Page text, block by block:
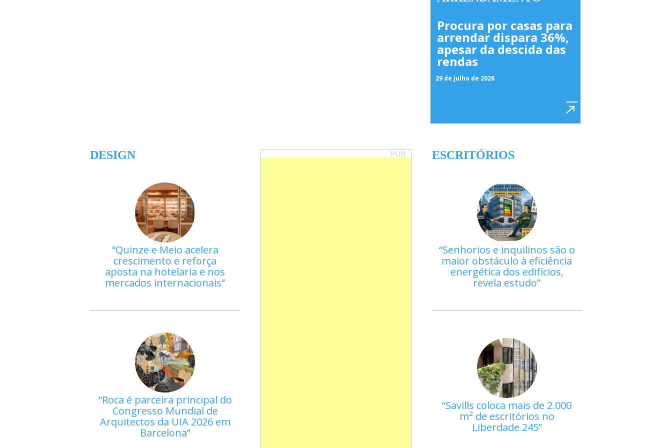
Procura por casas para
arrendar dispara 36%,
apesar da descida das
rendas
29 de julho de 2026
DESIGN
Quinze e Meio acelera
crescimento e reforça
aposta na hotelaria e nos
mercados internacionais
Roca é parceira principal do
Congresso Mundial de
Arquitectos da UIA 2026 em
Barcelona
PUB ESCRITÓRIOS
Senhorios e inquilinos são o
maior obstáculo à eficiência
energética dos edifícios,
revela estudo
Savills coloca mais de 2.000
m² de escritórios no
Liberdade 245